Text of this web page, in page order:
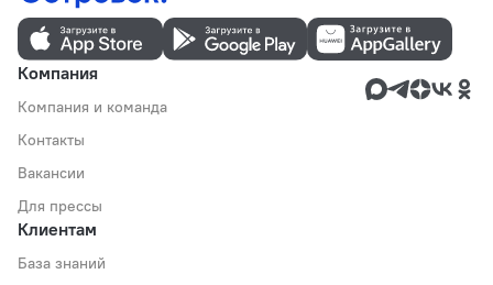
Компания
Компания и команда
Контакты
Вакансии
Для прессы
Клиентам
База знаний